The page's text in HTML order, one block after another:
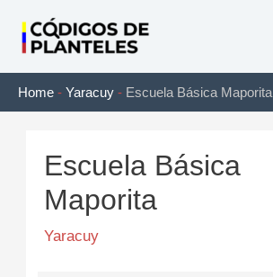
contenido
Home - Yaracuy - Escuela Básica Maporita
Escuela Básica
Maporita
Yaracuy